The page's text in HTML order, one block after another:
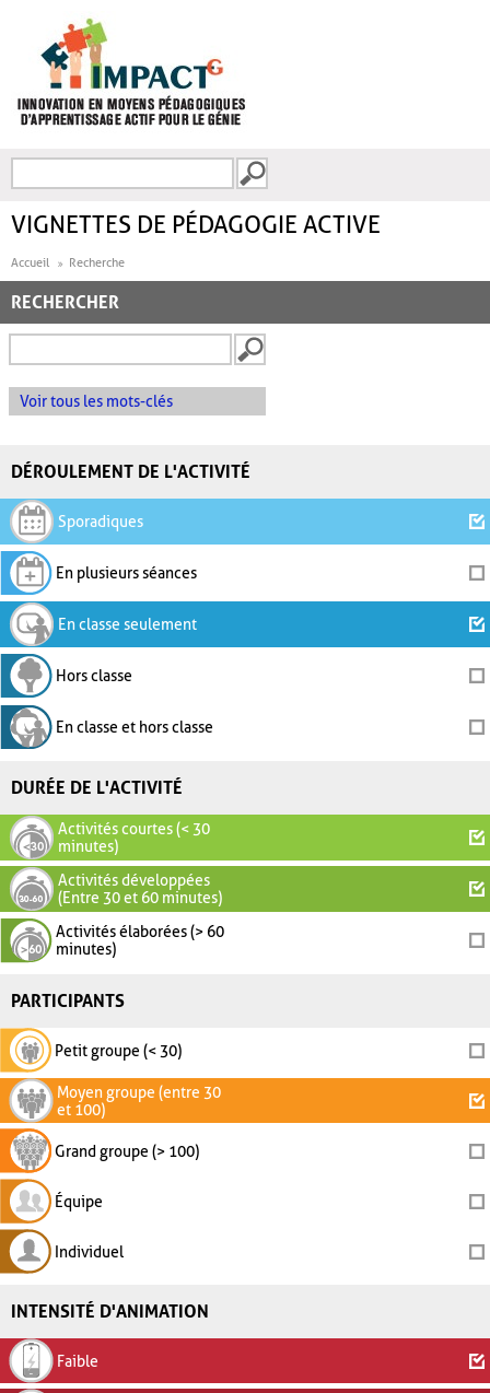
FORMULAIRE DE
VIGNETTES DE PÉDAGOGIE ACTIVE
Accueil Recherche
RECHERCHER
Voir tous les mots-clés
DÉROULEMENT DE L'ACTIVITÉ
Sporadiques
En plusieurs séances
En classe seulement
Hors classe
En classe et hors classe
DURÉE DE L'ACTIVITÉ
Activités courtes (< 30
minutes)
Activités développées
(Entre 30 et 60 minutes)
Activités élaborées (> 60
minutes)
PARTICIPANTS
Petit groupe (< 30)
Moyen groupe (entre 30
et 100)
Grand groupe (> 100)
Équipe
Individuel
INTENSITÉ D'ANIMATION
Faible